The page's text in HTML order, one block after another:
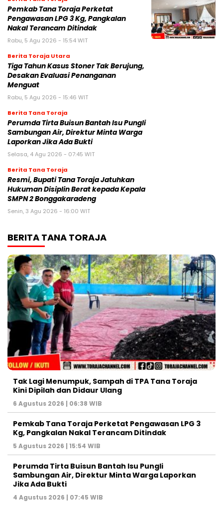
Pemkab Tana Toraja Perketat
Pengawasan LPG 3 Kg, Pangkalan
Nakal Terancam Ditindak
Rabu, 5 Agu 2026 - 15:54 WIT
Berita Toraja Utara
Tiga Tahun Kasus Stoner Tak Berujung,
Desakan Evaluasi Penanganan
Menguat
Rabu, 5 Agu 2026 - 15:46 WIT
Berita Tana Toraja
Perumda Tirta Buisun Bantah Isu Pungli
Sambungan Air, Direktur Minta Warga
Laporkan Jika Ada Bukti
Selasa, 4 Agu 2026 - 07:45 WIT
Berita Tana Toraja
Resmi, Bupati Tana Toraja Jatuhkan
Hukuman Disiplin Berat kepada Kepala
SMPN 2 Bonggakaradeng
Senin, 3 Agu 2026 - 16:00 WIT
BERITA TANA TORAJA
Tak Lagi Menumpuk, Sampah di TPA Tana Toraja
Kini Dipilah dan Didaur Ulang
6 Agustus 2026 | 06:38 WIB
Pemkab Tana Toraja Perketat Pengawasan LPG 3
Kg, Pangkalan Nakal Terancam Ditindak
5 Agustus 2026 | 15:54 WIB
Perumda Tirta Buisun Bantah Isu Pungli
Sambungan Air, Direktur Minta Warga Laporkan
Jika Ada Bukti
4 Agustus 2026 | 07:45 WIB